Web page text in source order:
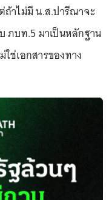
าไม่มี น.ส.ปารีณาจะ
ภบท.5 มาเป็นหลักฐาน
ช่เอกสารของทาง